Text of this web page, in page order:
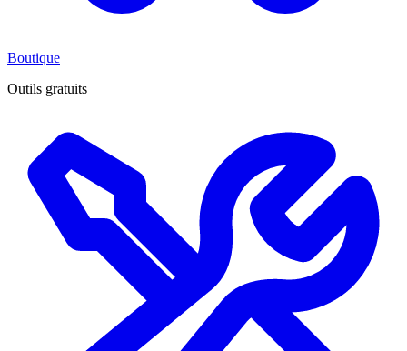
Boutique
Outils gratuits